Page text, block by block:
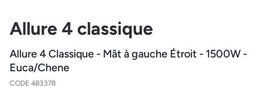
Allure 4 classique
Allure 4 Classique - Mât à gauche Étroit - 1500W -
Euca/Chene
CODE 483378